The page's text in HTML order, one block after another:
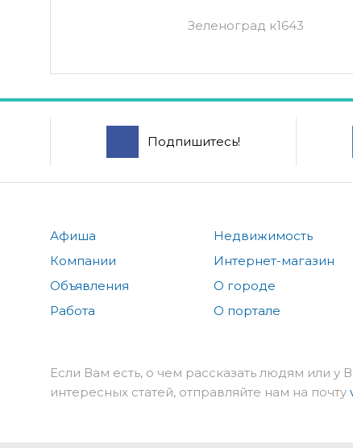
Зеленоград к1643
Подпишитесь!
Афиша
Компании
Объявления
Работа
Недвижимость
Интернет-магазин
О городе
О портале
Если Вам есть, о чем рассказать людям или у
интересных статей, отправляйте нам на почту